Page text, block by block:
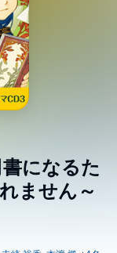
になるた
ません～